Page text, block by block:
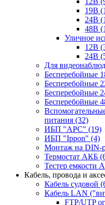
19В
24В
48В
Уличное
12В
24В
Для
Бесперебойные
Бесперебойные
Бесперебойные
Бесперебойные
питания (32)
ИБП "APC" (19)
ИБП "Ippon" (4)
Монтаж на DIN-
Термостат АКБ
Тестер емкости
Кабель, провода и
Кабель судовой
Кабель LAN
FTP/UTP